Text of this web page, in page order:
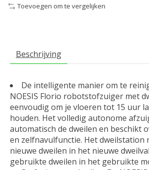
Toevoegen om te vergelijken
Beschrijving
De intelligente manier om te
NOESIS Florio robotstofzuiger met
eenvoudig om je vloeren tot 15 uur
houden. Het volledig autonome
automatisch de dweilen en beschikt
en zelfnavulfunctie. Het dweilstation
nieuwe dweilen in het nieuwe
gebruikte dweilen in het gebruikte